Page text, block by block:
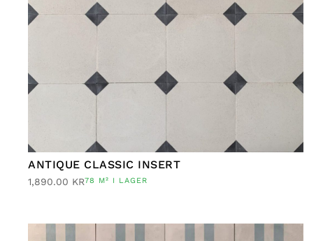
ANTIQUE CLASSIC INSERT
1,890.00 KR78 M² I LAGER